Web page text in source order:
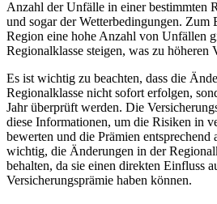
Anzahl der Unfälle in einer bestimmten
und sogar der Wetterbedingungen. Zum
Region eine hohe Anzahl von Unfällen
Regionalklasse steigen, was zu höheren
Es ist wichtig zu beachten, dass die
Regionalklasse nicht sofort erfolgen,
Jahr überprüft werden. Die
diese Informationen, um die Risiken in
bewerten und die Prämien entsprechend
wichtig, die Änderungen in der
behalten, da sie einen direkten Einfluss
Versicherungsprämie haben können.